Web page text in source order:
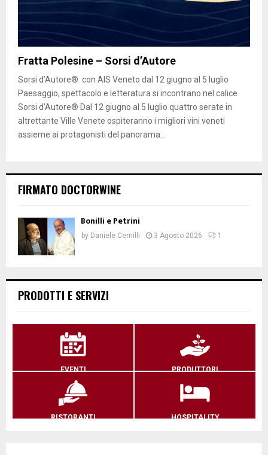
Fratta Polesine – Sorsi d’Autore
Sorsi d’Autore® con AIS Veneto dal 12 giugno al 5 luglio
Paesaggio, spettacolo e letteratura si incontrano nel calice
Sorsi d’Autore® Dal 12 giugno al 5 luglio quattro serate in
altrettante Ville Venete ospiteranno i migliori vini veneti
assieme ai protagonisti del panorama...
FIRMATO DOCTORWINE
Bonilli e Petrini
by Daniele Cernilli 3 Agosto 2026 1
PRODOTTI E SERVIZI
EVENTI PRODUTTORI
RISTORANTI HOSPITALITY